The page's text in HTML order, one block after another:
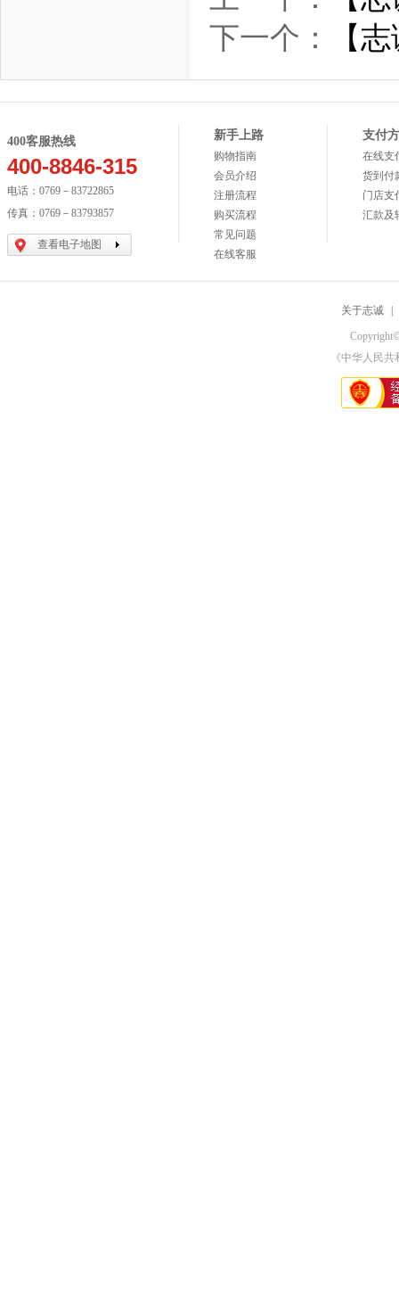
下一个：
【
400客服热线
400-8846-315
电话：0769－83722865
传真：0769－83793857
查看电子地图
新手上路
购物指南
会员介绍
注册流程
购买流程
常见问题
在线客服
支付
在线支
货到付
门店支
汇款及
关于志诚
《中华人民